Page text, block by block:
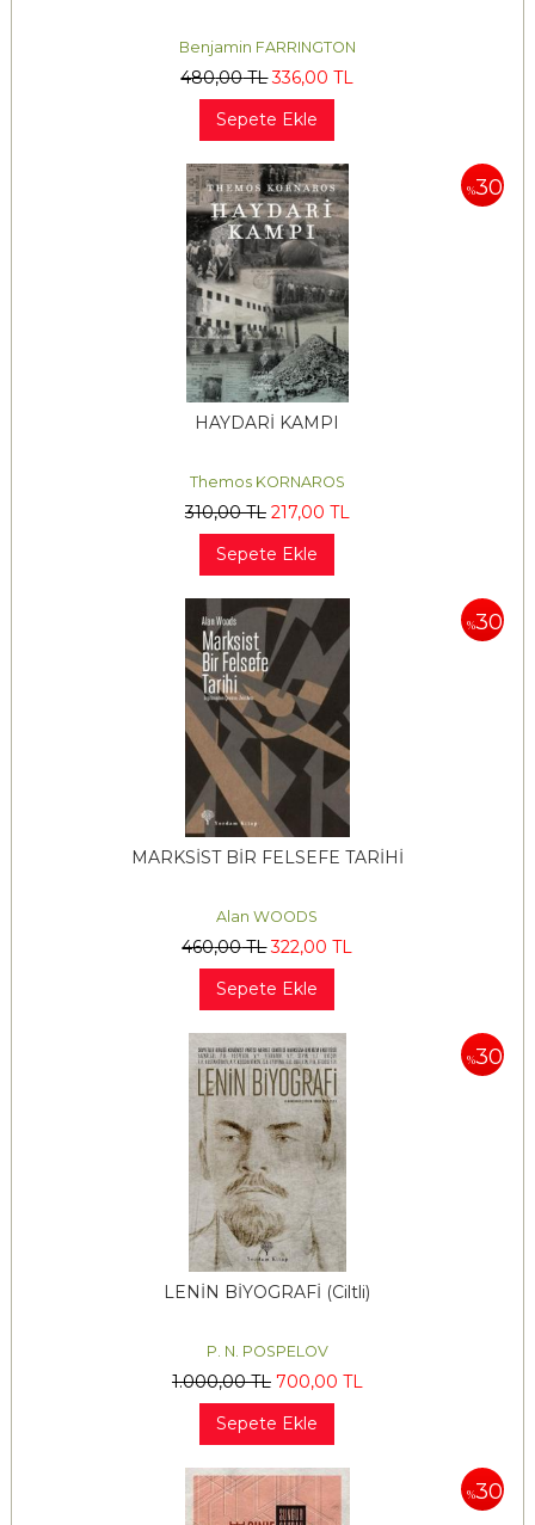
Benjamin FARRINGTON
480,00TL 336,00 TL
Sepete Ekle
%30
HAYDARİ KAMPI
Themos KORNAROS
310,00TL 217,00 TL
Sepete Ekle
%30
MARKSİST BİR FELSEFE TARİHİ
Alan WOODS
460,00TL 322,00 TL
Sepete Ekle
%30
LENİN BİYOGRAFİ (Ciltli)
P. N. POSPELOV
1.000,00TL 700,00 TL
Sepete Ekle
%30